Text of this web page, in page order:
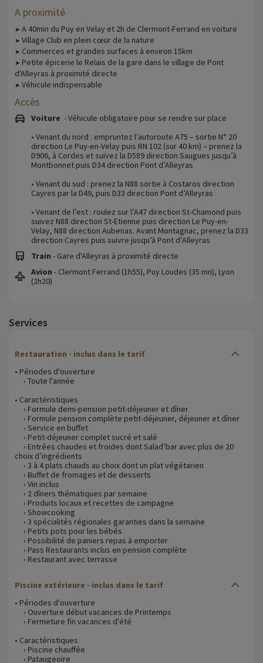
A proximité
➤ A 40min du Puy en Velay et 2h de Clermont-Ferrand en voiture
➤ Village Club en plein cœur de la nature
➤ Commerces et grandes surfaces à environ 15km
➤ Petite épicerie le Relais de la gare dans le village de Pont
d'Alleyras à proximité directe
➤ Véhicule indispensable
Accès
Voiture - Véhicule obligatoire pour se rendre sur place
• Venant du nord : empruntez l’autoroute A75 – sortie N° 20
direction Le Puy-en-Velay puis RN 102 (sur 40 km) – prenez la
D906, à Cordes et suivez la D589 direction Saugues jusqu’à
Montbonnet puis D34 direction Pont d’Alleyras
• Venant du sud : prenez la N88 sortie à Costaros direction
Cayres par la D49, puis D33 direction Pont d’Alleyras
• Venant de l’est : roulez sur l’A47 direction St-Chamond puis
suivez N88 direction St-Etienne puis direction Le Puy-en-
Velay, N88 direction Aubenas. Avant Montagnac, prenez la D33
direction Cayres puis suivre jusqu’à Pont d’Alleyras
Train - Gare d'Alleyras à proximité directe
Avion - Clermont Ferrand (1h55), Puy Loudes (35 mn), Lyon
(2h20)
Services
Restauration - inclus dans le tarif
• Périodes d'ouverture
› Toute l'année
• Caractéristiques
› Formule demi-pension petit-déjeuner et dîner
› Formule pension complète petit-déjeuner, déjeuner et dîner
› Service en buffet
› Petit-déjeuner complet sucré et salé
› Entrées chaudes et froides dont Salad’bar avec plus de 20
choix d’ingrédients
› 3 à 4 plats chauds au choix dont un plat végétarien
› Buffet de fromages et de desserts
› Vin inclus
› 2 dîners thématiques par semaine
› Produits locaux et recettes de campagne
› Showcooking
› 3 spécialités régionales garanties dans la semaine
› Petits pots pour les bébés
› Possibilité de paniers repas à emporter
› Pass Restaurants inclus en pension complète
› Restaurant avec terrasse
Piscine extérieure - inclus dans le tarif
• Périodes d'ouverture
› Ouverture début vacances de Printemps
› Fermeture fin vacances d'été
• Caractéristiques
› Piscine chauffée
› Pataugeoire